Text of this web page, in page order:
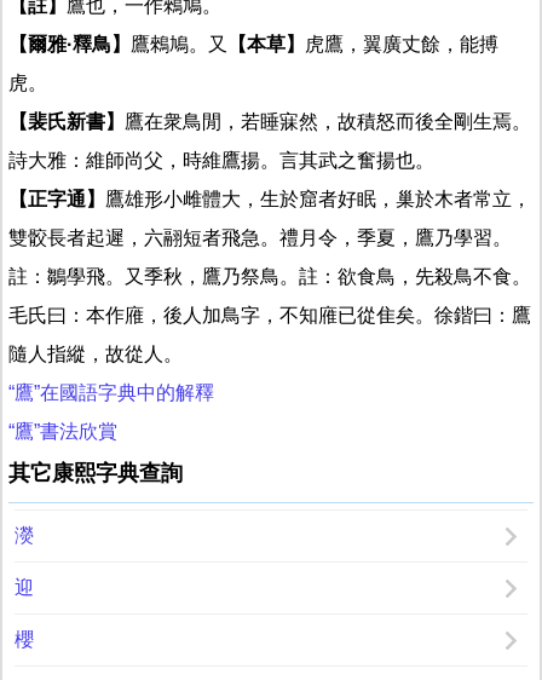
【註】 鷹也，一作鶆鳩。
【爾雅·釋鳥】 鷹鶆鳩。又 【本草】
虎鷹，翼廣丈餘，能搏
虎。
【裴氏新書】 鷹在衆鳥閒，若睡寐然，故積怒而後全剛生焉。
詩大雅：維師尚父，時維鷹揚。言其武之奮揚也。
【正字通】 鷹雄形小雌體大，生於窟者好眠，巢於木者常立，
雙骹長者起遲，六翮短者飛急。禮月令，季夏，鷹乃學習。
註：鶵學飛。又季秋，鷹乃祭鳥。註：欲食鳥，先殺鳥不食。
毛氏曰：本作䧹，後人加鳥字，不知䧹已從隹矣。徐鍇曰：鷹
隨人指縱，故從人。
“鷹”在國語字典中的解釋
“鷹”書法欣賞
其它康熙字典查詢
濙
迎
櫻